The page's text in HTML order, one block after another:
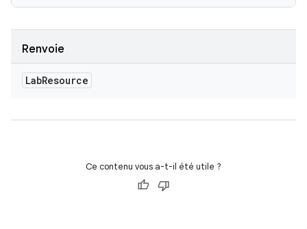
Renvoie
LabResource
Ce contenu vous a-t-il été utile ?